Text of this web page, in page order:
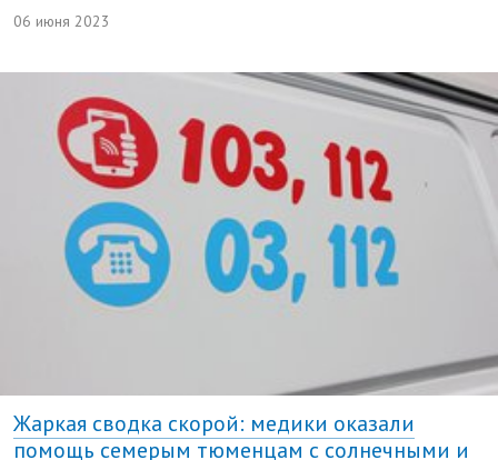
06 июня 2023
Жаркая сводка скорой: медики оказали
помощь семерым тюменцам с солнечными и